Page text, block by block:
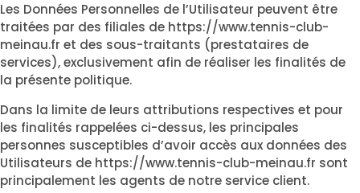
Les Données Personnelles de l’Utilisateur peuvent être
traitées par des filiales de https://www.tennis-club-
meinau.fr et des sous-traitants (prestataires de
services), exclusivement afin de réaliser les finalités de
la présente politique.
Dans la limite de leurs attributions respectives et pour
les finalités rappelées ci-dessus, les principales
personnes susceptibles d’avoir accès aux données des
Utilisateurs de https://www.tennis-club-meinau.fr sont
principalement les agents de notre service client.